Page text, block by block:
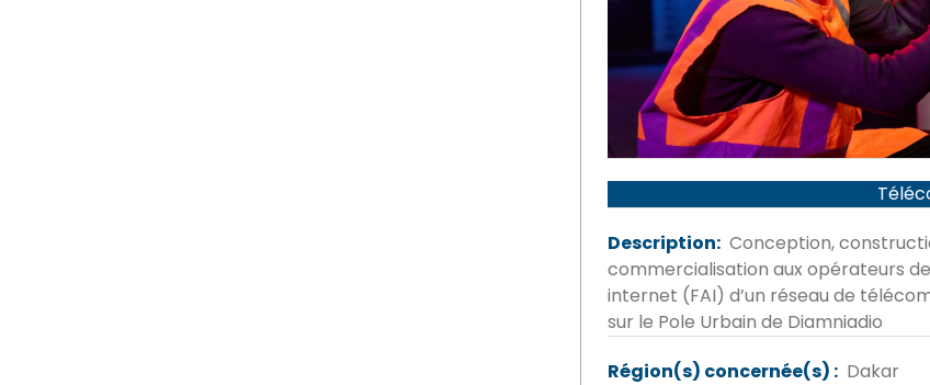
Description Conception,
commercialisation aux opérateurs
internet (FAI) d’un réseau de
sur le Pole Urbain de Diamniadio
Région(s) concernée(s)
Dakar